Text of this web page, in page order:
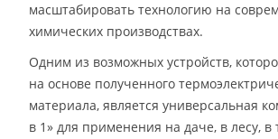
масштабировать технологию на
химических производствах.
Одним из возможных устройств,
на основе полученного
материала, является универсальная
в 1» для применения на даче, в лесу, в